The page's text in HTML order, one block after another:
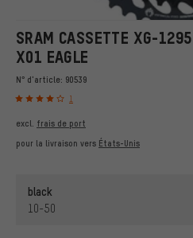
SRAM CASSETTE XG-
X01 EAGLE
N° d'article: 90539
1
excl. frais de port
pour la livraison vers États-Unis
black
10-50